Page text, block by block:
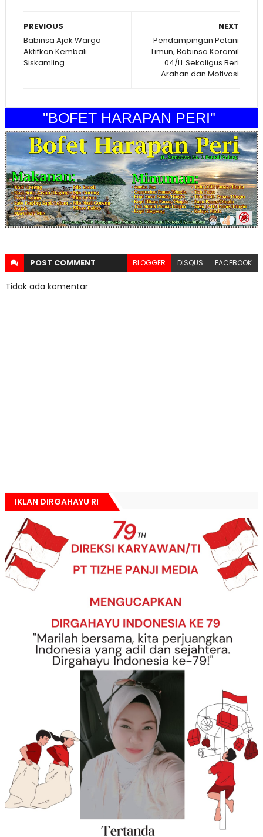
NEXT
Pendampingan Petani
Timun, Babinsa Koramil
04/LL Sekaligus Beri
Arahan dan Motivasi
PREVIOUS
Babinsa Ajak Warga
Aktifkan Kembali
Siskamling
"BOFET HARAPAN PERI"
POST COMMENT BLOGGER DISQUS FACEBOOK
Tidak ada komentar
IKLAN DIRGAHAYU RI